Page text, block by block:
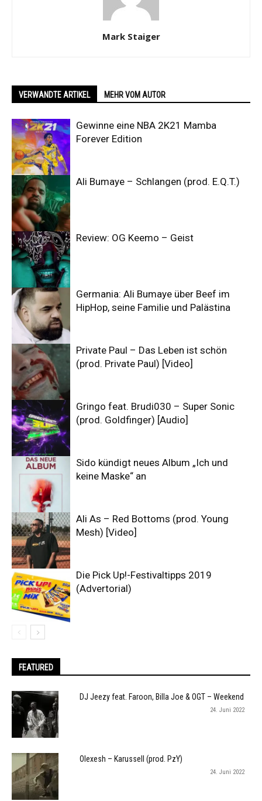
Mark Staiger
VERWANDTE ARTIKEL MEHR VOM AUTOR
Gewinne eine NBA 2K21 Mamba
Forever Edition
Ali Bumaye – Schlangen (prod. E.Q.T.)
Review: OG Keemo – Geist
Germania: Ali Bumaye über Beef im
HipHop, seine Familie und Palästina
Private Paul – Das Leben ist schön
(prod. Private Paul) [Video]
Gringo feat. Brudi030 – Super Sonic
(prod. Goldfinger) [Audio]
Sido kündigt neues Album „Ich und
keine Maske“ an
Ali As – Red Bottoms (prod. Young
Mesh) [Video]
Die Pick Up!-Festivaltipps 2019
(Advertorial)
FEATURED
DJ Jeezy feat. Faroon, Billa Joe & OGT – Weekend
24. Juni 2022
Olexesh – Karussell (prod. PzY)
24. Juni 2022